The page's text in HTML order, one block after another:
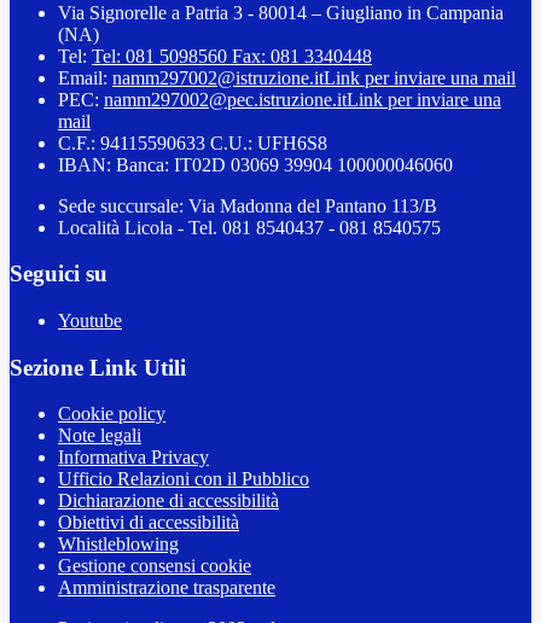
Via Signorelle a Patria 3 - 80014 – Giugliano in Campania
(NA)
Tel: Tel: 081 5098560 Fax: 081 3340448
Email: namm297002@istruzione.itLink per inviare una mail
PEC: namm297002@pec.istruzione.itLink per inviare una
mail
C.F.: 94115590633 C.U.: UFH6S8
IBAN: Banca: IT02D 03069 39904 100000046060
Sede succursale: Via Madonna del Pantano 113/B
Località Licola - Tel. 081 8540437 - 081 8540575
Seguici su
Youtube
Sezione Link Utili
Cookie policy
Note legali
Informativa Privacy
Ufficio Relazioni con il Pubblico
Dichiarazione di accessibilità
Obiettivi di accessibilità
Whistleblowing
Gestione consensi cookie
Amministrazione trasparente